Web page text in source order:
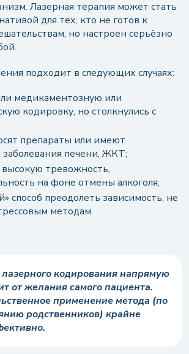
Лазерная терапия может стать
для тех, кто не готов к
но настроен серьёзно
подходит в следующих случаях:
медикаментозную или
кодировку, но столкнулись с
препараты или имеют
заболевания печени, ЖКТ;
тревожность,
на фоне отмены алкоголя;
способ преодолеть зависимость, не
методам.
лазерного кодирования напрямую
от желания самого пациента.
применение метода (по
родственников) крайне